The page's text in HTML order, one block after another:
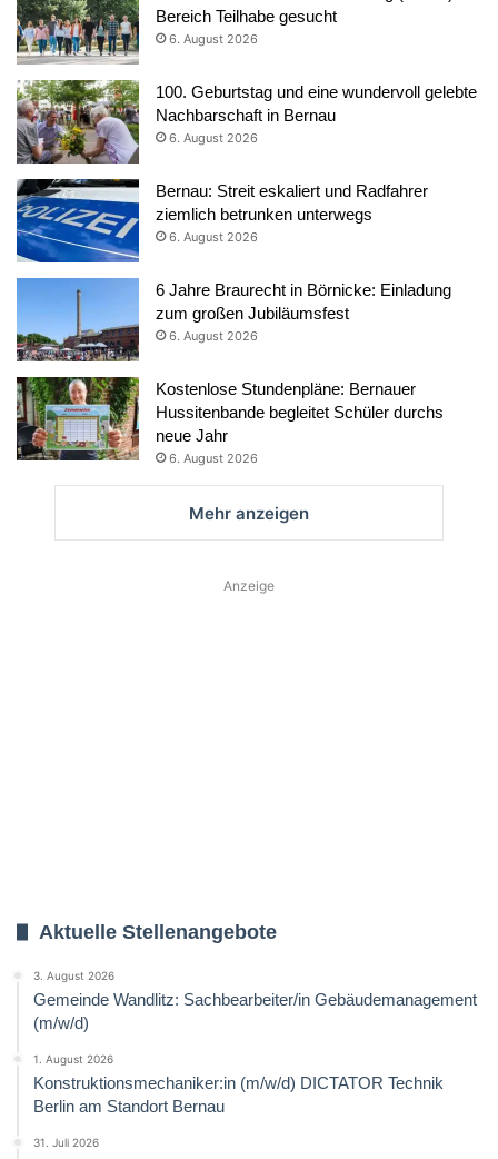
Bereich Teilhabe gesucht
6. August 2026
100. Geburtstag und eine wundervoll gelebte
Nachbarschaft in Bernau
6. August 2026
Bernau: Streit eskaliert und Radfahrer
ziemlich betrunken unterwegs
6. August 2026
6 Jahre Braurecht in Börnicke: Einladung
zum großen Jubiläumsfest
6. August 2026
Kostenlose Stundenpläne: Bernauer
Hussitenbande begleitet Schüler durchs
neue Jahr
6. August 2026
Mehr anzeigen
Anzeige
Aktuelle Stellenangebote
3. August 2026
Gemeinde Wandlitz: Sachbearbeiter/in Gebäudemanagement
(m/w/d)
1. August 2026
Konstruktionsmechaniker:in (m/w/d) DICTATOR Technik
Berlin am Standort Bernau
31. Juli 2026